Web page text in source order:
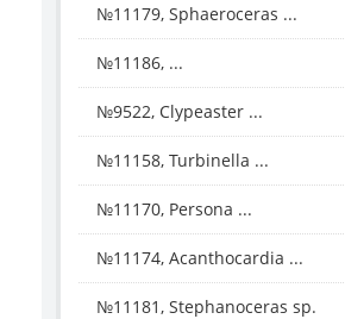
№11179, Sphaeroceras ...
№11186, ...
№9522, Clypeaster ...
№11158, Turbinella ...
№11170, Persona ...
№11174, Acanthocardia ...
№11181, Stephanoceras sp.